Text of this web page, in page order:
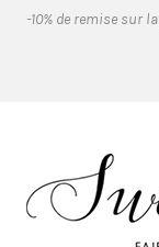
-10% de remise sur la